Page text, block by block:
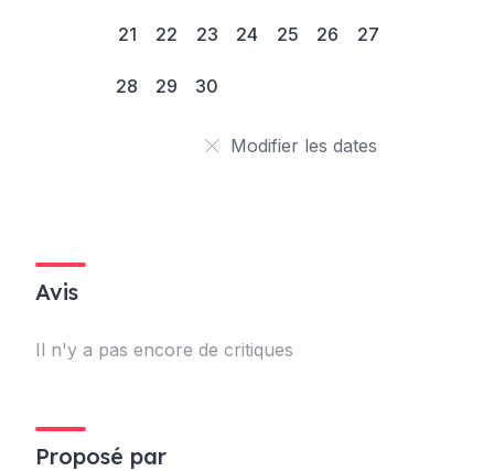
21 22 23 24 25 26 27
28 29 30
Modifier les dates
Avis
Il n'y a pas encore de critiques
Proposé par